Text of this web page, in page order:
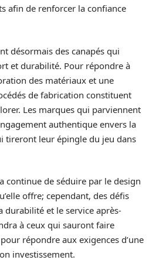
afin de renforcer la confiance
désormais des canapés qui
et durabilité. Pour répondre à
des matériaux et une
de fabrication constituent
Les marques qui parviennent
authentique envers la
tireront leur épingle du jeu dans
continue de séduire par le design
offre; cependant, des défis
durabilité et le service après-
à ceux qui sauront faire
répondre aux exigences d’une
investissement.